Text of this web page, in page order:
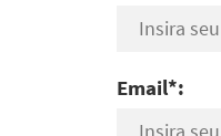
Email*: